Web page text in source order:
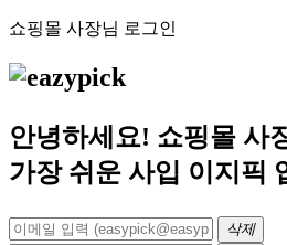
쇼핑몰 사장님 로그인
안녕하세요! 쇼핑몰 사
가장 쉬운 사입 이지픽
삭제